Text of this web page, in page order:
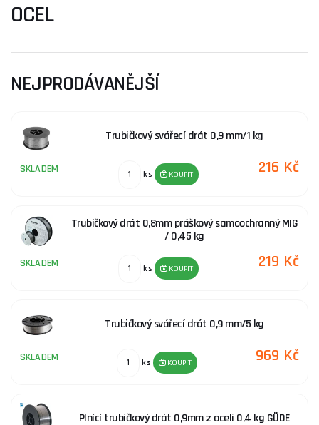
OCEL
NEJPRODÁVANĚJŠÍ
Trubičkový svářecí drát 0,9 mm/1 kg
SKLADEM ks KOUPIT 216 Kč
Trubičkový drát 0,8mm práškový samoochranný MIG
/ 0,45 kg
SKLADEM ks KOUPIT 219 Kč
Trubičkový svářecí drát 0,9 mm/5 kg
SKLADEM ks KOUPIT 969 Kč
Plnící trubičkový drát 0,9mm z oceli 0,4 kg GÜDE